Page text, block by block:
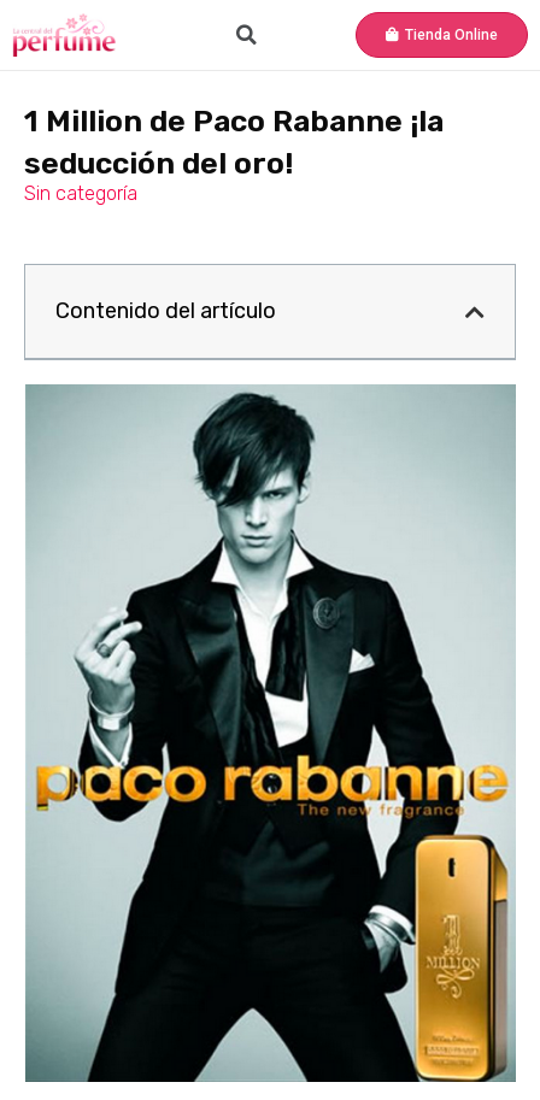
Tienda Online
1 Million de Paco Rabanne ¡la
seducción del oro!
Sin categoría
Contenido del artículo